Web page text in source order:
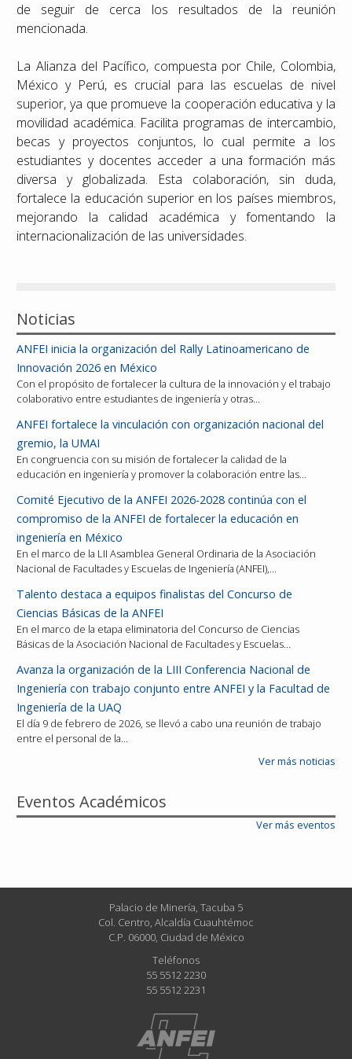
de seguir de cerca los resultados de la reunión
mencionada.
La Alianza del Pacífico, compuesta por Chile, Colombia,
México y Perú, es crucial para las escuelas de nivel
superior, ya que promueve la cooperación educativa y la
movilidad académica. Facilita programas de intercambio,
becas y proyectos conjuntos, lo cual permite a los
estudiantes y docentes acceder a una formación más
diversa y globalizada. Esta colaboración, sin duda,
fortalece la educación superior en los países miembros,
mejorando la calidad académica y fomentando la
internacionalización de las universidades.
Noticias
ANFEI inicia la organización del Rally Latinoamericano de
Innovación 2026 en México
Con el propósito de fortalecer la cultura de la innovación y el trabajo
colaborativo entre estudiantes de ingeniería y otras…
ANFEI fortalece la vinculación con organización nacional del
gremio, la UMAI
En congruencia con su misión de fortalecer la calidad de la
educación en ingeniería y promover la colaboración entre las…
Comité Ejecutivo de la ANFEI 2026-2028 continúa con el
compromiso de la ANFEI de fortalecer la educación en
ingeniería en México
En el marco de la LII Asamblea General Ordinaria de la Asociación
Nacional de Facultades y Escuelas de Ingeniería (ANFEI),…
Talento destaca a equipos finalistas del Concurso de
Ciencias Básicas de la ANFEI
En el marco de la etapa eliminatoria del Concurso de Ciencias
Básicas de la Asociación Nacional de Facultades y Escuelas…
Avanza la organización de la LIII Conferencia Nacional de
Ingeniería con trabajo conjunto entre ANFEI y la Facultad de
Ingeniería de la UAQ
El día 9 de febrero de 2026, se llevó a cabo una reunión de trabajo
entre el personal de la…
Ver más noticias
Eventos Académicos
Ver más eventos
Palacio de Minería, Tacuba 5
Col. Centro, Alcaldía Cuauhtémoc
C.P. 06000, Ciudad de México
Teléfonos
55 5512 2230
55 5512 2231